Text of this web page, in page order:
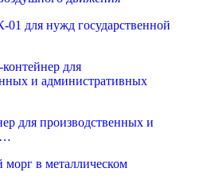
для нужд государственной
для производственных и